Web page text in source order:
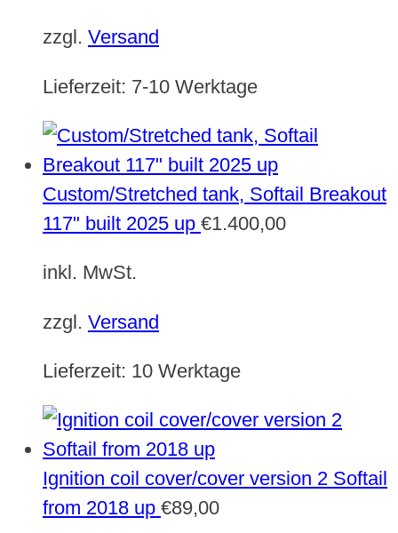
zzgl. Versand
Lieferzeit: 7-10 Werktage
Custom/Stretched tank, Softail Breakout
117" built 2025 up €1.400,00
inkl. MwSt.
zzgl. Versand
Lieferzeit: 10 Werktage
Ignition coil cover/cover version 2 Softail
from 2018 up €89,00